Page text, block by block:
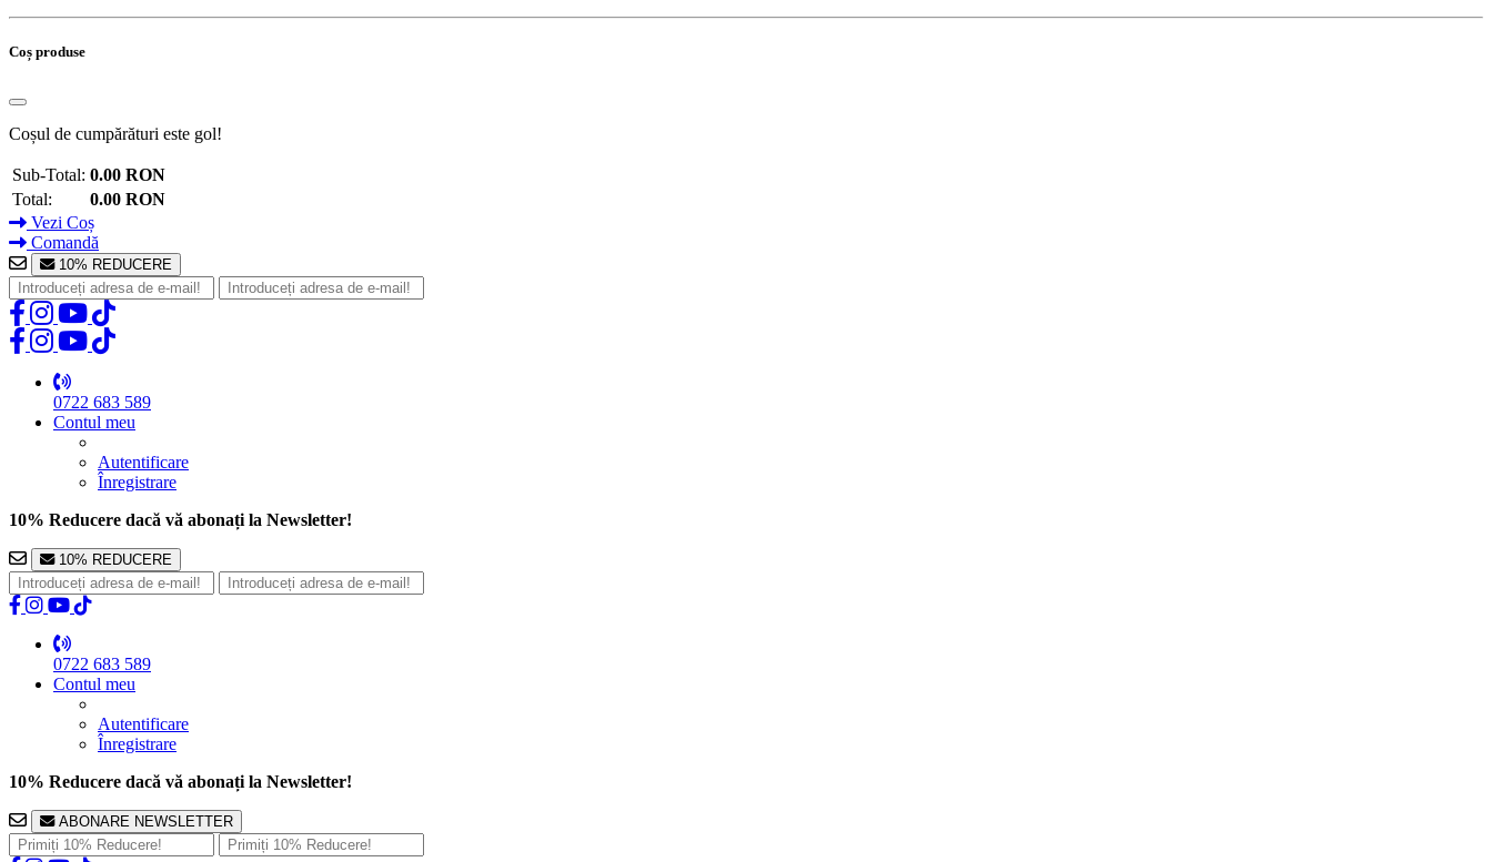
Coș produse
Coșul de cumpărături este gol!
Sub-Total: 0.00 RON
Total:
0.00 RON
Vezi Coș
Comandă
10% REDUCERE
0722 683 589
Contul meu
Autentificare
Înregistrare
10% Reducere dacă vă abonați la Newsletter!
10% REDUCERE
0722 683 589
Contul meu
Autentificare
Înregistrare
10% Reducere dacă vă abonați la Newsletter!
ABONARE NEWSLETTER